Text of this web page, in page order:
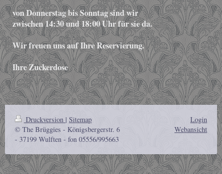
von Donnerstag bis Sonntag sind wir
zwischen 14:30 und 18:00 Uhr für sie da.
Wir freuen uns auf Ihre Reservierung.
Ihre Zuckerdose
Druckversion | Sitemap
© The Brüggies - Königsbergerstr. 6
- 37199 Wulften - fon 05556/995663
Login
Webansicht